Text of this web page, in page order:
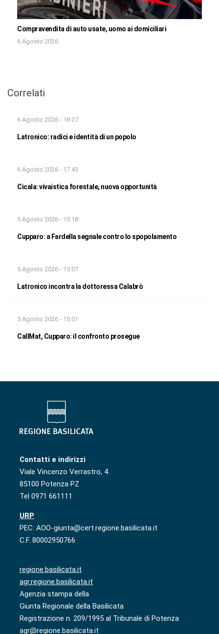
Compravendita di auto usate, uomo ai domiciliari
6 Agosto 2026
Correlati
6 Agosto 2026 - 18:27
Latronico: radici e identità di un popolo
6 Agosto 2026 - 17:43
Cicala: vivaistica forestale, nuova opportunità
5 Agosto 2026 - 15:18
Cupparo: a Fardella segnale contro lo spopolamento
5 Agosto 2026 - 15:07
Latronico incontra la dottoressa Calabrò
5 Agosto 2026 - 15:01
CallMat, Cupparo: il confronto prosegue
Contatti e indirizzi
Viale Vincenzo Verrastro, 4
85100 Potenza PZ
Tel 0971 661111
URP
PEC: AOO-giunta@cert.regione.basilicata.it
C.F. 80002950766
regione.basilicata.it
agr.regione.basilicata.it
Agenzia stampa della
Giunta Regionale della Basilicata
Registrazione n. 209/1995 al Tribunale di Potenza
agr@regione.basilicata.it